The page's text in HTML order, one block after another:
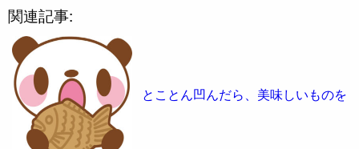
関連記事:
とことん凹んだら、美味しいものを